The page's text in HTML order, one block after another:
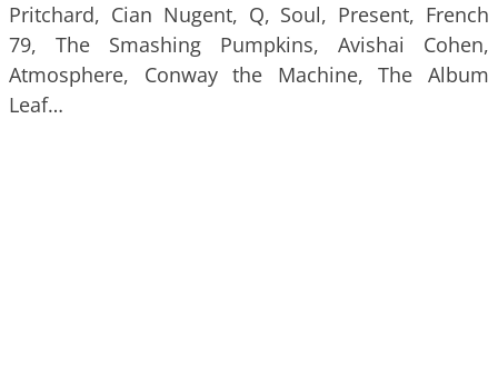
Pritchard, Cian Nugent, Q, Soul, Present, French
79, The Smashing Pumpkins, Avishai Cohen,
Atmosphere, Conway the Machine, The Album
Leaf…